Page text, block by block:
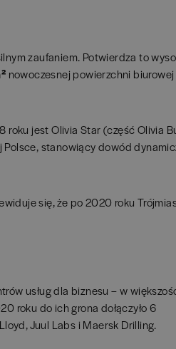
zaufaniem. Potwierdza to
nowoczesnej powierzchni
jest Olivia Star (część Olivia
stanowiący dowód
się, że po 2020 roku
usług dla biznesu – w
roku do ich grona dołączyło 6
Juul Labs i Maersk Drilling.